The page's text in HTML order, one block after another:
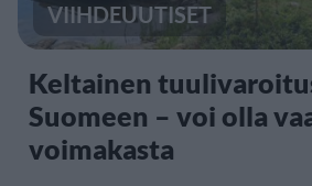
VIIHDEUUTISET
Keltainen
Suomeen – voi olla
voimakasta